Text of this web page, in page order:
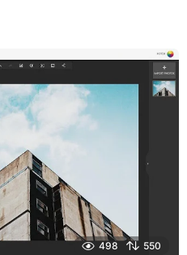
498 550